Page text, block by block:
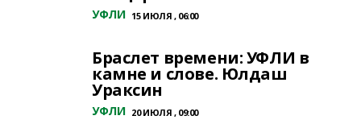
УФЛИ 15 ИЮЛЯ , 06:00
Браслет времени: УФЛИ в
камне и слове. Юлдаш
Ураксин
УФЛИ 20 ИЮЛЯ , 09:00